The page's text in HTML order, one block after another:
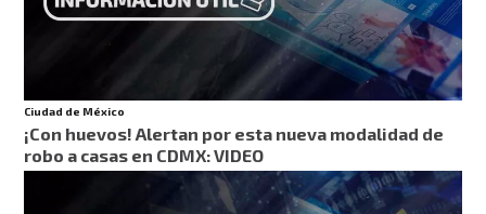
Ciudad de México
¡Con huevos! Alertan por esta nueva modalidad de
robo a casas en CDMX: VIDEO